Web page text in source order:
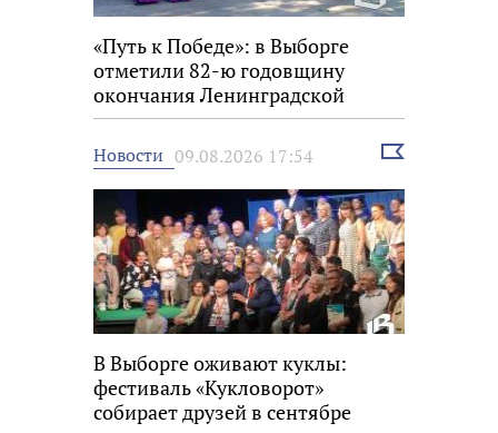
«Путь к Победе»: в Выборге
отметили 82-ю годовщину
окончания Ленинградской
битвы
Новости 09.08.2026 17:54
Выбрать
В Выборге оживают куклы:
фестиваль «Кукловорот»
собирает друзей в сентябре